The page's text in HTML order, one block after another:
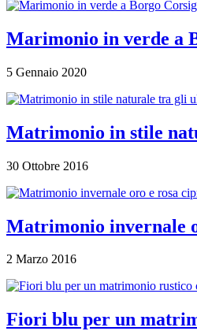
Marimonio in verde a
5 Gennaio 2020
Matrimonio in stile
30 Ottobre 2016
Matrimonio invernale
2 Marzo 2016
Fiori blu per un